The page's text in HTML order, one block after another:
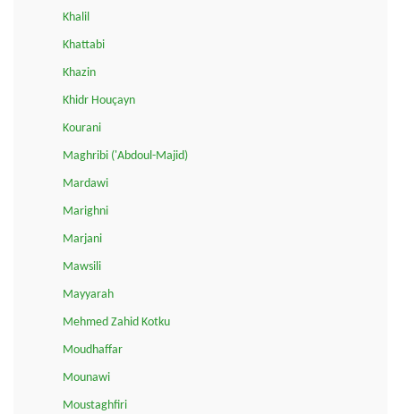
Khalil
Khattabi
Khazin
Khidr Houçayn
Kourani
Maghribi ('Abdoul-Majid)
Mardawi
Marighni
Marjani
Mawsili
Mayyarah
Mehmed Zahid Kotku
Moudhaffar
Mounawi
Moustaghfiri